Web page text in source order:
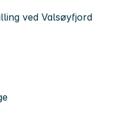
ved Valsøyfjord